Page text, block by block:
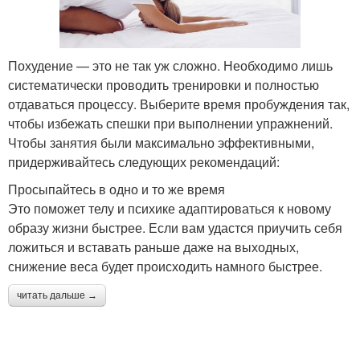
Похудение — это не так уж сложно. Необходимо лишь
систематически проводить тренировки и полностью
отдаваться процессу. Выберите время пробуждения так,
чтобы избежать спешки при выполнении упражнений.
Чтобы занятия были максимально эффективными,
придерживайтесь следующих рекомендаций:
Просыпайтесь в одно и то же время
Это поможет телу и психике адаптироваться к новому
образу жизни быстрее. Если вам удастся приучить себя
ложиться и вставать раньше даже на выходных,
снижение веса будет происходить намного быстрее.
читать дальше →